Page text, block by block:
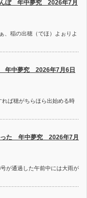
んぼ 年中夢究 2026年7月
、稲の出穂（でほ）よぉりよ
年中夢究 2026年7月6日
ば穂がちらほら出始める時
た 年中夢究 2026年7月
が通過した午前中には大雨が